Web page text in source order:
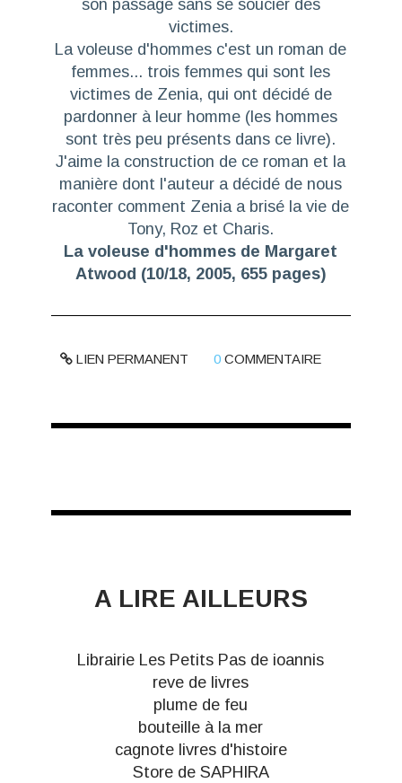
son passage sans se soucier des
victimes.
La voleuse d'hommes c'est un roman de
femmes... trois femmes qui sont les
victimes de Zenia, qui ont décidé de
pardonner à leur homme (les hommes
sont très peu présents dans ce livre).
J'aime la construction de ce roman et la
manière dont l'auteur a décidé de nous
raconter comment Zenia a brisé la vie de
Tony, Roz et Charis.
La voleuse d'hommes de Margaret
Atwood (10/18, 2005, 655 pages)
LIEN PERMANENT 0 COMMENTAIRE
A LIRE AILLEURS
Librairie Les Petits Pas de ioannis
reve de livres
plume de feu
bouteille à la mer
cagnote livres d'histoire
Store de SAPHIRA